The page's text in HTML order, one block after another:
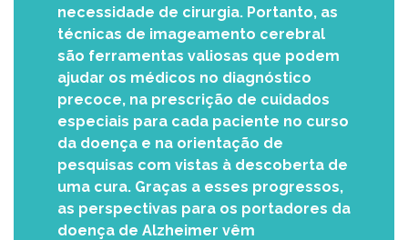
necessidade de cirurgia. Portanto, as
técnicas de imageamento cerebral
são ferramentas valiosas que podem
ajudar os médicos no diagnóstico
precoce, na prescrição de cuidados
especiais para cada paciente no curso
da doença e na orientação de
pesquisas com vistas à descoberta de
uma cura. Graças a esses progressos,
as perspectivas para os portadores da
doença de Alzheimer vêm